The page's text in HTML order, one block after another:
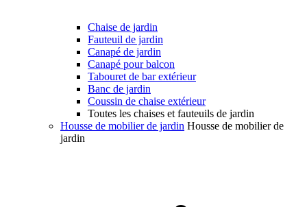
Chaise de jardin
Fauteuil de jardin
Canapé de jardin
Canapé pour balcon
Tabouret de bar extérieur
Banc de jardin
Coussin de chaise extérieur
Toutes les chaises et fauteuils de jardin
Housse de mobilier de jardin Housse de mobilier de
jardin